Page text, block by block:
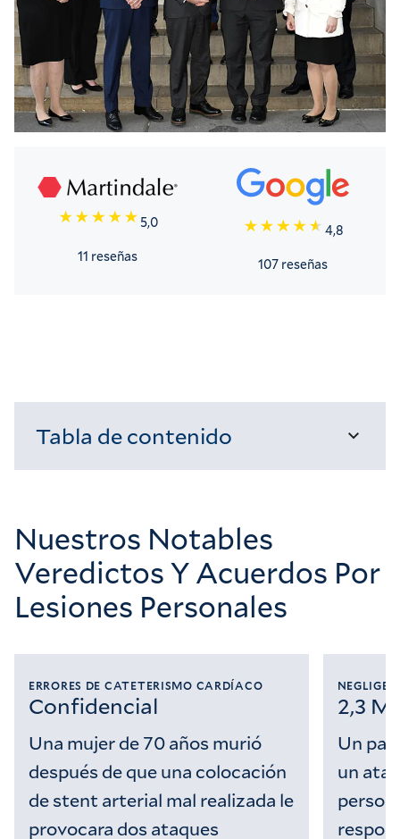
5,0
11 reseñas
4,8
107 reseñas
Tabla de contenido
Nuestros Notables
Veredictos Y Acuerdos Por
Lesiones Personales
ERRORES DE CATETERISMO CARDÍACO
Confidencial
Una mujer de 70 años murió
después de que una colocación
de stent arterial mal realizada le
provocara dos ataques
2,3
Un
un